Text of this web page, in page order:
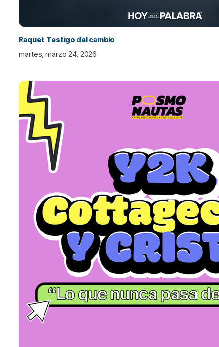
Raquel: Testigo del cambio
martes, marzo 24, 2026